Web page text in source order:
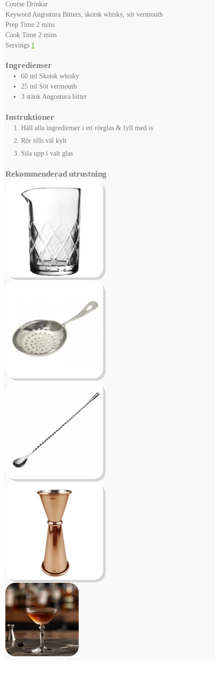
Course Drinkar
Keyword Angostura Bitters, skotsk whisky, söt vermouth
Prep Time 2 minutes
mins
Cook Time 2 minutes
mins
Servings 1
Ingredienser
60 ml Skotsk whisky
25 ml Söt vermouth
3 stänkAngostura bitter
Instruktioner
Häll alla ingredienser i ett rörglas & fyll med is
Rör tills väl kylt
Sila upp i valt glas
Rekommenderad utrustning